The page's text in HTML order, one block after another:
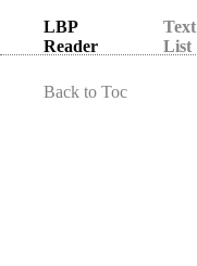
LBP
Reader
Text
List
Back to Toc